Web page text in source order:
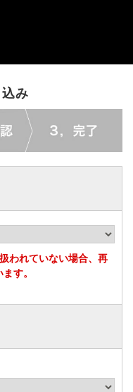
み
われていない場合、再
す。